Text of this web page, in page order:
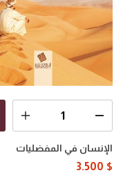
الإنسان في المفضليات
3.500 $